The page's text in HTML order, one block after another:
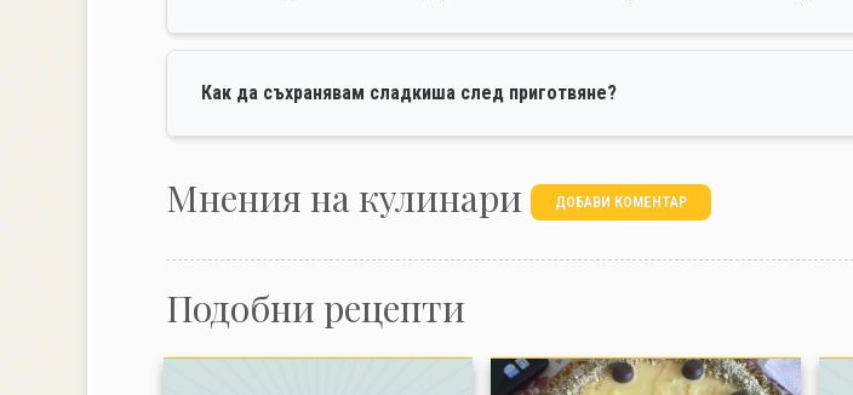
Как да съхранявам сладкиша след приготвяне?
Mнения на кулинари ДОБАВИ КОМЕНТАР
Подобни рецепти